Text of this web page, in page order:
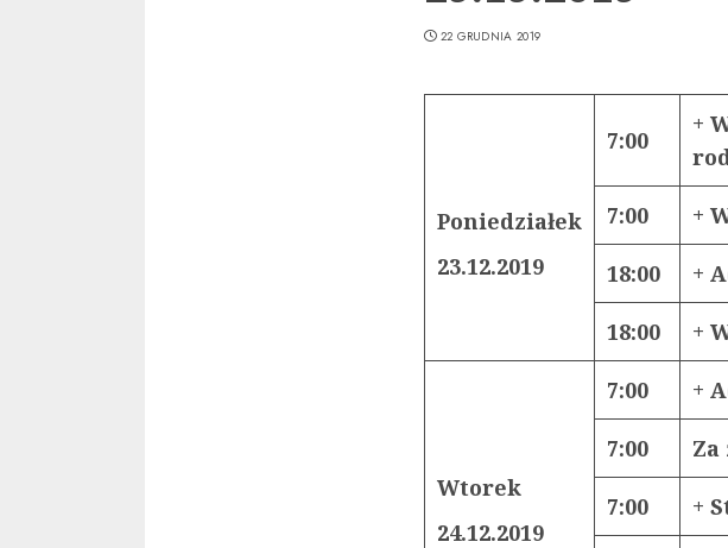
22 GRUDNIA 2019
Poniedziałek
23.12.2019
7:00
+
7:00 +
18:00 +
18:00 +
Wtorek
24.12.2019
7:00 +
7:00 Za
7:00 +